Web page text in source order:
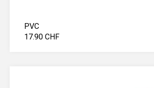
PVC
17.90 CHF